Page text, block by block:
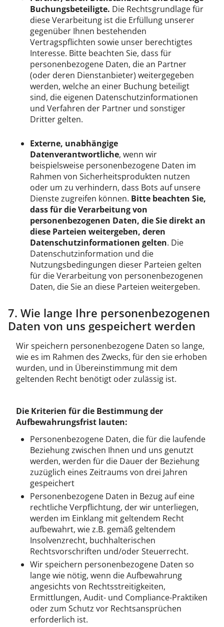
Buchungsbeteiligte. Die Rechtsgrundlage für
diese Verarbeitung ist die Erfüllung unserer
gegenüber Ihnen bestehenden
Vertragspflichten sowie unser berechtigtes
Interesse. Bitte beachten Sie, dass für
personenbezogene Daten, die an Partner
(oder deren Dienstanbieter) weitergegeben
werden, welche an einer Buchung beteiligt
sind, die eigenen Datenschutzinformationen
und Verfahren der Partner und sonstiger
Dritter gelten.
Externe, unabhängige
Datenverantwortliche, wenn wir
beispielsweise personenbezogene Daten im
Rahmen von Sicherheitsprodukten nutzen
oder um zu verhindern, dass Bots auf unsere
Dienste zugreifen können. Bitte beachten Sie,
dass für die Verarbeitung von
personenbezogenen Daten, die Sie direkt an
diese Parteien weitergeben, deren
Datenschutzinformationen gelten. Die
Datenschutzinformation und die
Nutzungsbedingungen dieser Parteien gelten
für die Verarbeitung von personenbezogenen
Daten, die Sie an diese Parteien weitergeben.
7. Wie lange Ihre personenbezogenen
Daten von uns gespeichert werden
Wir speichern personenbezogene Daten so lange,
wie es im Rahmen des Zwecks, für den sie erhoben
wurden, und in Übereinstimmung mit dem
geltenden Recht benötigt oder zulässig ist.
Die Kriterien für die Bestimmung der
Aufbewahrungsfrist lauten:
Personenbezogene Daten, die für die laufende
Beziehung zwischen Ihnen und uns genutzt
werden, werden für die Dauer der Beziehung
zuzüglich eines Zeitraums von drei Jahren
gespeichert
Personenbezogene Daten in Bezug auf eine
rechtliche Verpflichtung, der wir unterliegen,
werden im Einklang mit geltendem Recht
aufbewahrt, wie z.B. gemäß geltendem
Insolvenzrecht, buchhalterischen
Rechtsvorschriften und/oder Steuerrecht.
Wir speichern personenbezogene Daten so
lange wie nötig, wenn die Aufbewahrung
angesichts von Rechtsstreitigkeiten,
Ermittlungen, Audit- und Compliance-Praktiken
oder zum Schutz vor Rechtsansprüchen
erforderlich ist.